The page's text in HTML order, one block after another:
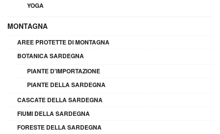
YOGA
MONTAGNA
AREE PROTETTE DI MONTAGNA
BOTANICA SARDEGNA
PIANTE D'IMPORTAZIONE
PIANTE DELLA SARDEGNA
CASCATE DELLA SARDEGNA
FIUMI DELLA SARDEGNA
FORESTE DELLA SARDEGNA